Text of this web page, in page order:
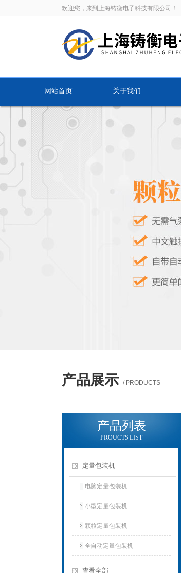
欢迎您，来到上海铸衡电子科技有限公司！
网站首页 关于我们
产品展示 / PRODUCTS
产品列表
PROUCTS LIST
定量包装机
电脑定量包装机
小型定量包装机
颗粒定量包装机
全自动定量包装机
查看全部